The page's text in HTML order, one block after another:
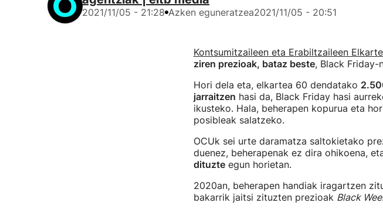
2021/11/05 - 21:28 Azken eguneratzea2021/11/05 - 20:51
Kontsumitzaileen eta Erabiltzaileen
ziren prezioak, bataz beste, Black Friday-
Hori dela eta, elkartea 60 dendatako
jarraitzen hasi da, Black Friday hasi
ikusteko. Hala, beherapen kopurua eta
posibleak salatzeko.
OCUk sei urte daramatza saltokietako
duenez, beherapenak ez dira ohikoena,
dituzteegun horietan.
2020an, beherapen handiak iragartzen
bakarrik jaitsi zituzten prezioak Black